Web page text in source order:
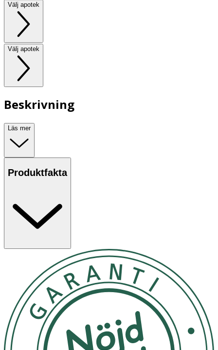
Välj apotek
Välj apotek
Beskrivning
Läs mer
Produktfakta